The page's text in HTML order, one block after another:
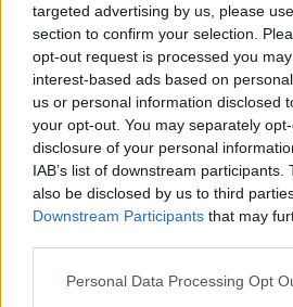
targeted advertising by us, please
section to confirm your selection.
opt-out request is processed you
interest-based ads based on
us or personal information disclosed
your opt-out. You may separately
disclosure of your personal
IAB’s list of downstream
also be disclosed by us to third
Downstream Participants that may
Please note that this website/app
Personal Data Processing Opt
2026
Bari– San Nicola – venerdì 8
Verona – San Zeno – giovedì
Consigli finali per
Per sfruttare al meglio i ponti
prenotare con anticipo e
flessibili: approfitta delle